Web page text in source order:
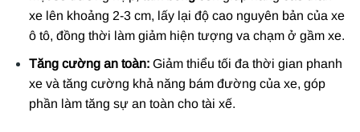
xe lên khoảng 2-3 cm, lấy lại độ cao nguyên bản của xe
ô tô, đồng thời làm giảm hiện tượng va chạm ở gầm xe.
Tăng cường an toàn:Giảm thiểu tối đa thời gian phanh
xe và tăng cường khả năng bám đường của xe, góp
phần làm tăng sự an toàn cho tài xế.